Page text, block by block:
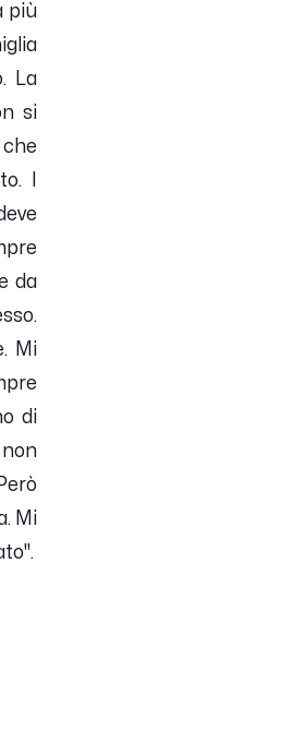
più
La
si
I
da
Mi
di
Mi